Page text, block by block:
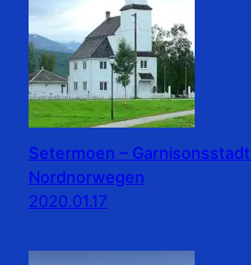
Setermoen –
Nordnorwegen
2020.01.17